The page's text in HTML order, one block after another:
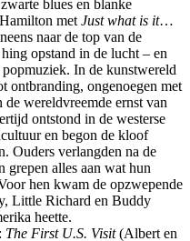
blues en blanke
met Just what is it…
naar de top van de
opstand in de lucht – en
In de kunstwereld
ontbranding, ongenoegen met
de wereldvreemde ernst van
ontstond in de westerse
en begon de kloof
Ouders verlangden na de
grepen alles aan wat hun
hen kwam de opzwepende
Little Richard en Buddy
heette.
The First U.S. Visit(Albert en